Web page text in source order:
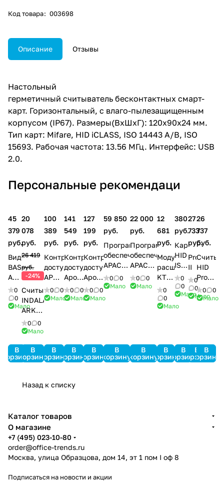
Код товара: 003698
Описание Отзывы
Настольный
герметичный считыватель бесконтактных смарт-
карт. Горизонтальный, с влаго-пылезащищенным
корпусом (IP67). Размеры(ВхШхГ): 120x90x24 мм.
Тип карт: Mifare, HID iCLASS, ISO 14443 A/B, ISO
15693. Рабочая частота: 13.56 МГц. Интерфейс: USB
2.0.
Персональные рекомендаци
45
379
руб.
Видеодомофон
BAS
AF-
070
0
Мало
В
корзину
20
078
руб.
26 419
руб.
-24%
Считыватель
INDALA
ARK-
501HD
PinProx
0
0
Мало
В
корзину
100
389
руб.
Контроллер
доступа
APOLLO
AIM-
4SL
0
0
Мало
В
корзину
141
549
руб.
Контроллер
доступа
Apollo
AAN-
100
0
0
Мало
В
корзину
127
199
руб.
Контроллер
доступа
Apollo
AAN-
32N
0
0
Мало
В
корзину
59 850
руб.
Программное
обеспечение
APACS
3000
Std-
SRV
0
0
Мало
В
корзину
22 000
руб.
Программное
обеспечение
APACS
3000
Light-
0
0
Мало
В
корзину
12
681
руб.
Модуль
расширения
KT-
PC4108
0
0
Мало
В
корзину
380
руб.
Карта
HID
ISOProx
II
1386
0
0
Мало
В
корзину
27
733
руб.
ProxPro
II
0
0
Мало
В
корзину
26
737
руб.
HID
Prox-
карт
0
0
Мало
В
корзину
Назад к списку
Каталог товаров
О магазине
+7 (495) 023-10-80
order@office-trends.ru
Москва, улица Образцова, дом 14, эт 1 пом I оф 8
Подписаться на новости и акции